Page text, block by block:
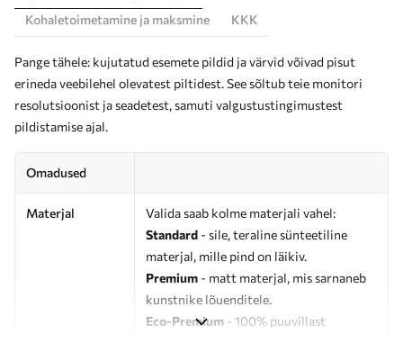
Kohaletoimetamine ja maksmine
KKK
Pange tähele: kujutatud esemete pildid ja värvid võivad pisut
erineda veebilehel olevatest piltidest. See sõltub teie monitori
resolutsioonist ja seadetest, samuti valgustustingimustest
pildistamise ajal.
Omadused
Materjal
Valida saab kolme materjali vahel:
Standard - sile, teraline sünteetiline
materjal, mille pind on läikiv.
Premium - matt materjal, mis sarnaneb
kunstnike lõuenditele.
Eco-Premium - 100% puuvillast